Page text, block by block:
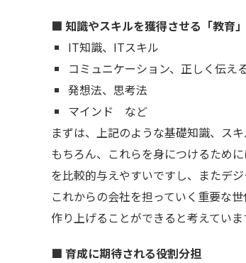
■ 知識やスキルを獲得させる「教育
IT知識、ITスキル
コミュニケーション、正しく伝え
発想法、思考法
マインド など
まずは、上記のような基礎知識、ス
もちろん、これらを身につけるため
を比較的与えやすいですし、またデ
これからの会社を担っていく重要な
作り上げることができると考えていま
■ 育成に期待される役割分担